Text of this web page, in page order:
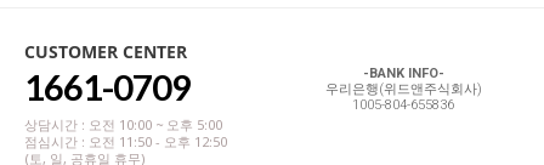
CUSTOMER CENTER
1661-0709
상담시간 : 오전 10:00 ~ 오후 5:00
점심시간 : 오전 11:50 - 오후 12:50
(토, 일, 공휴일 휴무)
-BANK INFO-
우리은행(위드앤주식회사)
1005-804-655836